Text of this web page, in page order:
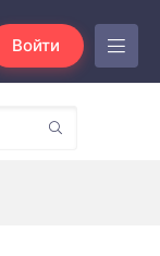
Войти